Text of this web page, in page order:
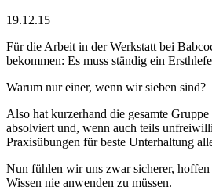
19.12.15
Für die Arbeit in der Werkstatt bei
bekommen: Es muss ständig ein
Warum nur einer, wenn wir sieben sind?
Also hat kurzerhand die gesamte
absolviert und, wenn auch teils
Praxisübungen für beste Unterhaltung
Nun fühlen wir uns zwar sicherer, hoffen
Wissen nie anwenden zu müssen.